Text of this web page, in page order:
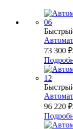
73 300 ₽
96 220 ₽